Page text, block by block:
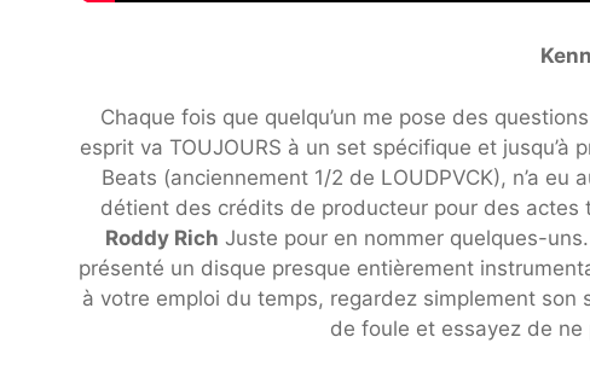
Chaque fois que quelqu’un me pose des
esprit va TOUJOURS à un set spécifique et
Beats (anciennement 1/2 de LOUDPVCK), n’a
détient des crédits de producteur pour des actes
Roddy Rich Juste pour en nommer quelques-
présenté un disque presque entièrement
à votre emploi du temps, regardez simplement son
de foule et essayez de ne